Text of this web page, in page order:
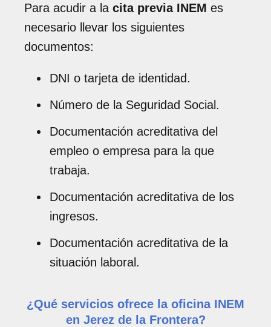
Para acudir a la cita previa INEM es
necesario llevar los siguientes
documentos:
DNI o tarjeta de identidad.
Número de la Seguridad Social.
Documentación acreditativa del
empleo o empresa para la que
trabaja.
Documentación acreditativa de los
ingresos.
Documentación acreditativa de la
situación laboral.
¿Qué servicios ofrece la oficina INEM
en Jerez de la Frontera?